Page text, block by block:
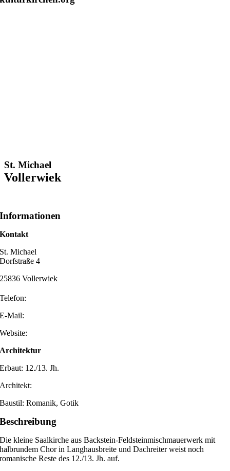
springen
St. Michael
Vollerwiek
Informationen
Kontakt
St. Michael
Dorfstraße 4
25836 Vollerwiek
Telefon:
E-Mail:
Website:
Architektur
Erbaut: 12./13. Jh.
Architekt:
Baustil: Romanik, Gotik
Beschreibung
Die kleine Saalkirche aus Backstein-Feldsteinmischmauerwerk mit
halbrundem Chor in Langhausbreite und Dachreiter weist noch
romanische Reste des 12./13. Jh. auf.